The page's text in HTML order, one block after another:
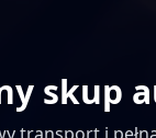
skup
transport i